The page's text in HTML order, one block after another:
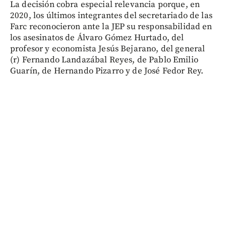
La decisión cobra especial relevancia porque, en
2020, los últimos integrantes del secretariado de las
Farc reconocieron ante la JEP su responsabilidad en
los asesinatos de Álvaro Gómez Hurtado, del
profesor y economista Jesús Bejarano, del general
(r) Fernando Landazábal Reyes, de Pablo Emilio
Guarín, de Hernando Pizarro y de José Fedor Rey.